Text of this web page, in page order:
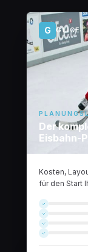
G GLICE
Der
Eisbahn-
Kosten,
für den Start